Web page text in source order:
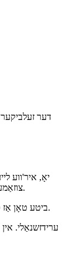
צוזאַמען מיט ווייַטער ענדערונגען אונטער די קאַפּטער. לויט די דאַקיומענטיישאַן פֿאַר ווערסיע 4.3, פּריוואַט קלאַס מיטגלידער זענען איצט טאַקע פּריוואַט אין רונטימע, וואָס ינדיקייץ דעם שטריך איז גאָר מאַטיורד.
ביטע טאָן אַז טייפּסקריפּט שטיצט צוויי פאַרשידענע וועריאַנץ פון "פּריוואַט" פֿאַר קלאסן. די מערסט באַוווסט איז מיט די קיווערד "פּריוואַט", וואָס האלט די אנגעצייכנט פעלדער ניט צוטריטלעך אפילו פֿון דערייווד קלאסן.